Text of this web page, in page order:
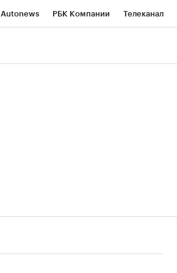
Autonews РБК Компании Телеканал